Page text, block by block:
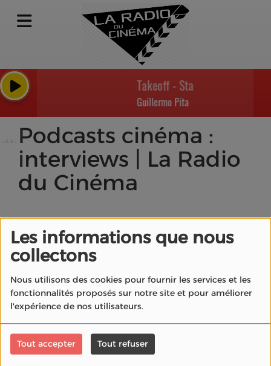
Les informations que nous
collectons
Nous utilisons des cookies pour fournir les services et les
fonctionnalités proposés sur notre site et pour améliorer
l'expérience de nos utilisateurs.
Tout accepter Tout refuser
Takeoff - Star City (Apple
Guillermo Pita
Podcasts cinéma :
interviews | La Radio
du Cinéma
cinéma"
DARKLIGHT CONTENT:
Le premier studio de